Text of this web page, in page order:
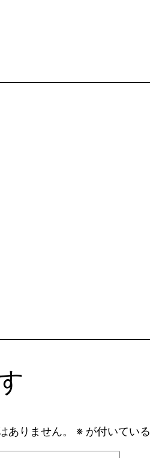
ありません。 ※ が付いてい